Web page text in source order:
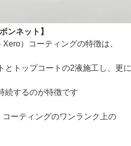
ネット】
）コーティングの特徴は、
とトップコートの2液施工し、更に
続するのが特徴です
ーティングのワンランク上の